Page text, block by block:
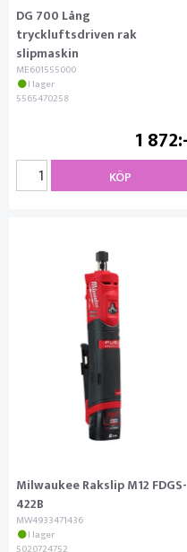
DG 700 Lång
tryckluftsdriven rak
slipmaskin
ME601555000
I lager
5565470258
1 872
KÖP
Milwaukee Rakslip M12 FDGS-
422B
MW4933471436
I lager